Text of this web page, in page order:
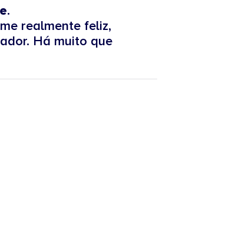
.
realmente feliz,
Há muito que